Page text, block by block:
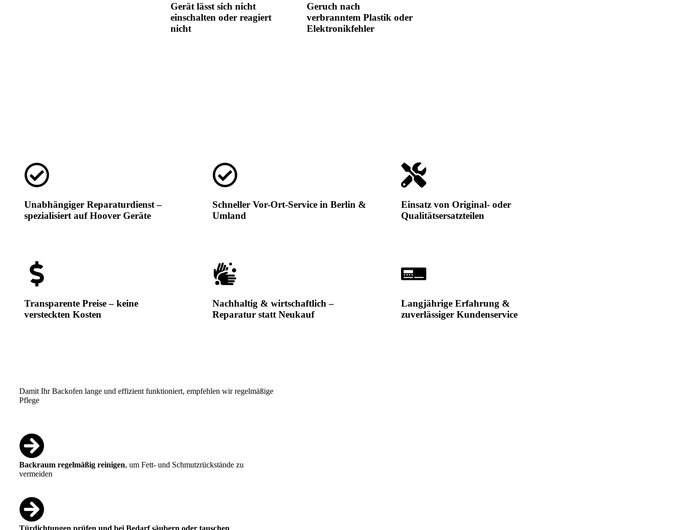
Gerät lässt sich nicht
einschalten oder reagiert
nicht
Geruch nach
verbranntem Plastik oder
Elektronikfehler
Unabhängiger Reparaturdienst –
spezialisiert auf Hoover Geräte
Schneller Vor-Ort-Service in Berlin &
Umland
Einsatz von Original- oder
Qualitätsersatzteilen
Transparente Preise – keine
versteckten Kosten
Nachhaltig & wirtschaftlich –
Reparatur statt Neukauf
Langjährige Erfahrung &
zuverlässiger Kundenservice
Damit Ihr Backofen lange und effizient funktioniert, empfehlen wir regelmäßige
Pflege
Backraum regelmäßig reinigen, um Fett- und Schmutzrückstände zu
vermeiden